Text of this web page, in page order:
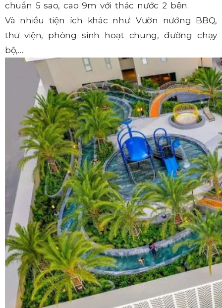
chuẩn 5 sao, cao 9m với thác nước 2 bên.
Và nhiều tiện ích khác như: Vườn nướng BBQ,
thư viện, phòng sinh hoạt chung, đường chạy
bộ,…